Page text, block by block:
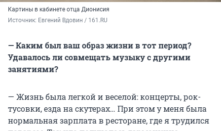
Картины в кабинете отца Дионисия
Источник: Евгений Вдовин / 161.RU
— Каким был ваш образ жизни в тот период?
Удавалось ли совмещать музыку с другими
занятиями?
— Жизнь была легкой и веселой: концерты, рок-
тусовки, езда на скутерах… При этом у меня была
нормальная зарплата в ресторане, где я трудился